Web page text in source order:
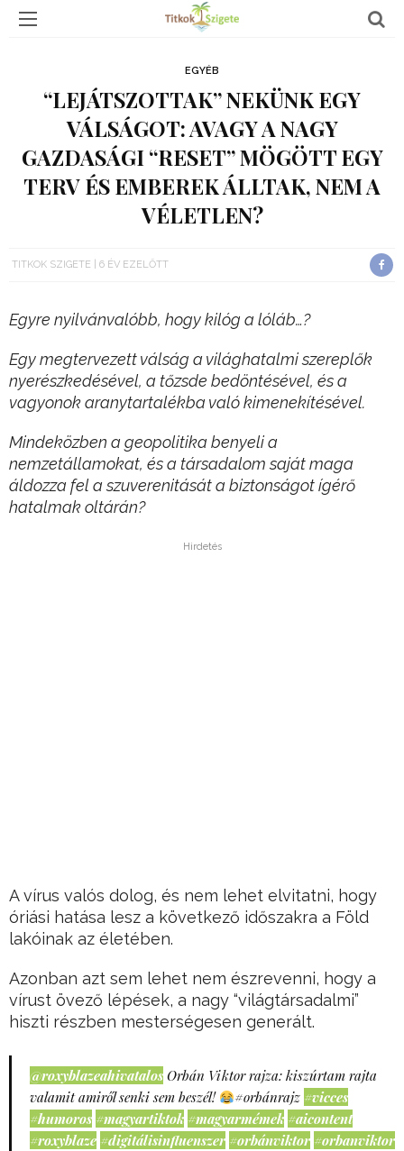
EGYÉB
“LEJÁTSZOTTAK” NEKÜNK EGY
VÁLSÁGOT: AVAGY A NAGY
GAZDASÁGI “RESET” MÖGÖTT EGY
TERV ÉS EMBEREK ÁLLTAK, NEM A
VÉLETLEN?
TITKOK SZIGETE 6 ÉV EZELŐTT
Egyre nyilvánvalóbb, hogy kilóg a lóláb…?
Egy megtervezett válság a világhatalmi szereplők
nyerészkedésével, a tőzsde bedöntésével, és a
vagyonok aranytartalékba való kimenekítésével.
Mindeközben a geopolitika benyeli a
nemzetállamokat, és a társadalom saját maga
áldozza fel a szuverenitását a biztonságot ígérő
hatalmak oltárán?
Hirdetés
A vírus valós dolog, és nem lehet elvitatni, hogy
óriási hatása lesz a következő időszakra a Föld
lakóinak az életében.
Azonban azt sem lehet nem észrevenni, hogy a
vírust övező lépések, a nagy “világtársadalmi”
hiszti részben mesterségesen generált.
@roxyblazeahivatalos Orbán Viktor rajza: kiszúrtam rajta
valamit amiről senki sem beszél!
#orbánrajz #vicces
#humoros #magyartiktok #magyarmémek #aicontent
#roxyblaze #digitálisinfluenszer #orbánviktor #orbanviktor